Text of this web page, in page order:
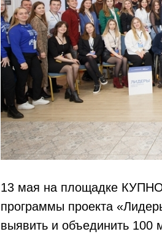
13 мая на площадке КУПНО
программы проекта
выявить и объединить 100